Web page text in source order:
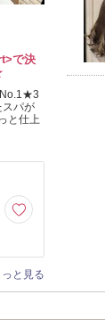
で決
No.1★3
スパが
と仕上
と見る